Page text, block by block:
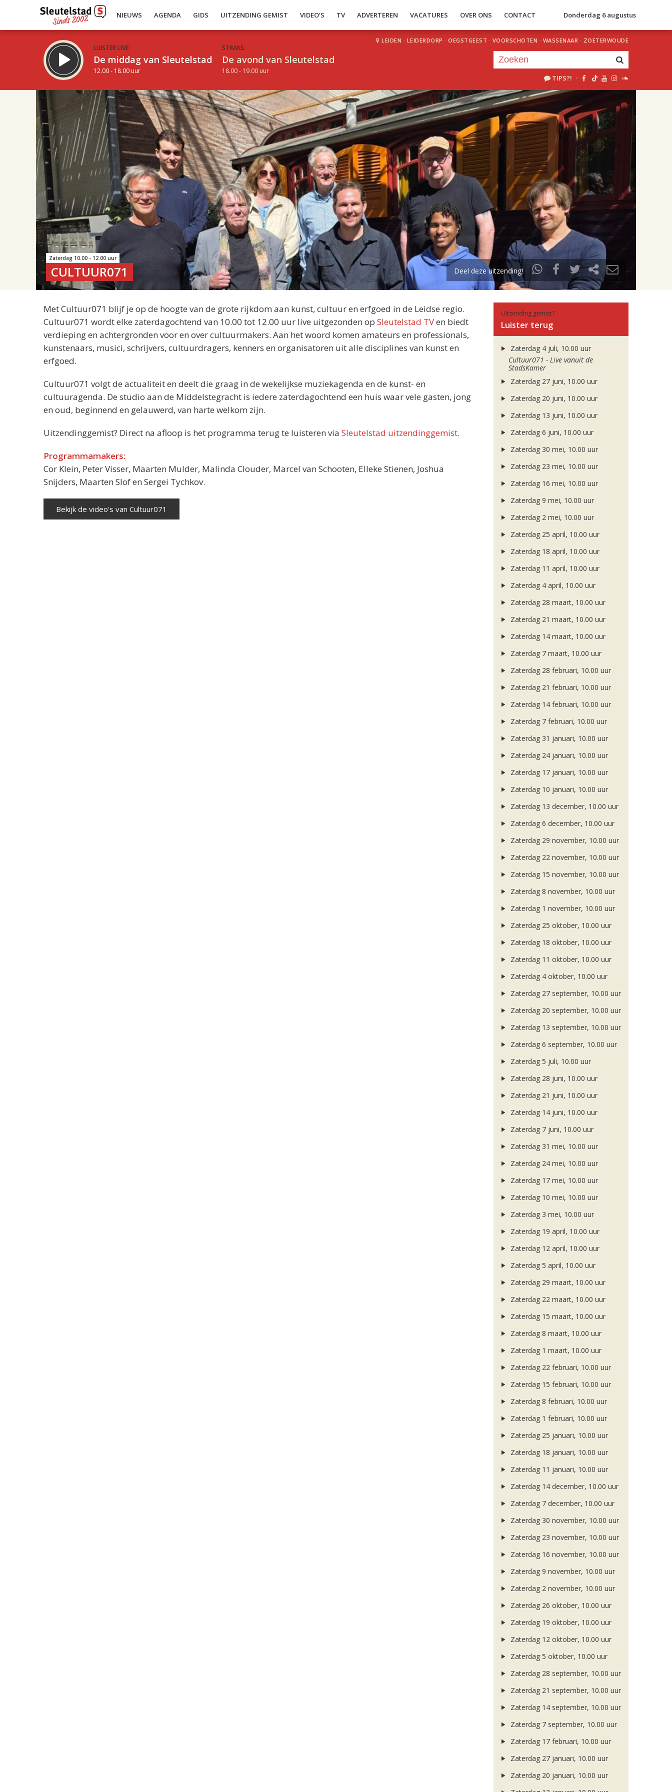
NIEUWS AGENDA GIDS UITZENDING GEMIST VIDEO’S TV ADVERTEREN VACATURES OVER ONS CONTACT Donderdag 6 augustus
LUISTER LIVE:
De middag van Sleutelstad
12.00 - 18.00 uur
STRAKS:
De avond van Sleutelstad
18.00 - 19.00 uur
LEIDEN · LEIDERDORP · OEGSTGEEST · VOORSCHOTEN · WASSENAAR · ZOETERWOUDE
TIPS?! ·
10.00 11.00
Je luistert nu naar
«Vorig uur Volgend uur
Inklappen
Zaterdag 10.00 - 12.00 uur
CULTUUR071 Deel deze uitzending!
Met Cultuur071 blijf je op de hoogte van de grote rijkdom aan kunst, cultuur en erfgoed in de Leidse regio.
Cultuur071 wordt elke zaterdagochtend van 10.00 tot 12.00 uur live uitgezonden op Sleutelstad TVen biedt
verdieping en achtergronden voor en over cultuurmakers. Aan het woord komen amateurs en professionals,
kunstenaars, musici, schrijvers, cultuurdragers, kenners en organisatoren uit alle disciplines van kunst en
erfgoed.
Cultuur071 volgt de actualiteit en deelt die graag in de wekelijkse muziekagenda en de kunst- en
cultuuragenda. De studio aan de Middelstegracht is iedere zaterdagochtend een huis waar vele gasten, jong
en oud, beginnend en gelauwerd, van harte welkom zijn.
Uitzendinggemist? Direct na afloop is het programma terug te luisteren via Sleutelstad uitzendinggemist.
Programmamakers:
Cor Klein, Peter Visser, Maarten Mulder, Malinda Clouder, Marcel van Schooten, Elleke Stienen, Joshua
Snijders, Maarten Slof en Sergei Tychkov.
Bekijk de video's van Cultuur071
Uitzending gemist?
Luister terug
Zaterdag 4 juli, 10.00 uur
Cultuur071 - Live vanuit de
StadsKamer
Zaterdag 27 juni, 10.00 uur
Zaterdag 20 juni, 10.00 uur
Zaterdag 13 juni, 10.00 uur
Zaterdag 6 juni, 10.00 uur
Zaterdag 30 mei, 10.00 uur
Zaterdag 23 mei, 10.00 uur
Zaterdag 16 mei, 10.00 uur
Zaterdag 9 mei, 10.00 uur
Zaterdag 2 mei, 10.00 uur
Zaterdag 25 april, 10.00 uur
Zaterdag 18 april, 10.00 uur
Zaterdag 11 april, 10.00 uur
Zaterdag 4 april, 10.00 uur
Zaterdag 28 maart, 10.00 uur
Zaterdag 21 maart, 10.00 uur
Zaterdag 14 maart, 10.00 uur
Zaterdag 7 maart, 10.00 uur
Zaterdag 28 februari, 10.00 uur
Zaterdag 21 februari, 10.00 uur
Zaterdag 14 februari, 10.00 uur
Zaterdag 7 februari, 10.00 uur
Zaterdag 31 januari, 10.00 uur
Zaterdag 24 januari, 10.00 uur
Zaterdag 17 januari, 10.00 uur
Zaterdag 10 januari, 10.00 uur
Zaterdag 13 december, 10.00 uur
Zaterdag 6 december, 10.00 uur
Zaterdag 29 november, 10.00 uur
Zaterdag 22 november, 10.00 uur
Zaterdag 15 november, 10.00 uur
Zaterdag 8 november, 10.00 uur
Zaterdag 1 november, 10.00 uur
Zaterdag 25 oktober, 10.00 uur
Zaterdag 18 oktober, 10.00 uur
Zaterdag 11 oktober, 10.00 uur
Zaterdag 4 oktober, 10.00 uur
Zaterdag 27 september, 10.00 uur
Zaterdag 20 september, 10.00 uur
Zaterdag 13 september, 10.00 uur
Zaterdag 6 september, 10.00 uur
Zaterdag 5 juli, 10.00 uur
Zaterdag 28 juni, 10.00 uur
Zaterdag 21 juni, 10.00 uur
Zaterdag 14 juni, 10.00 uur
Zaterdag 7 juni, 10.00 uur
Zaterdag 31 mei, 10.00 uur
Zaterdag 24 mei, 10.00 uur
Zaterdag 17 mei, 10.00 uur
Zaterdag 10 mei, 10.00 uur
Zaterdag 3 mei, 10.00 uur
Zaterdag 19 april, 10.00 uur
Zaterdag 12 april, 10.00 uur
Zaterdag 5 april, 10.00 uur
Zaterdag 29 maart, 10.00 uur
Zaterdag 22 maart, 10.00 uur
Zaterdag 15 maart, 10.00 uur
Zaterdag 8 maart, 10.00 uur
Zaterdag 1 maart, 10.00 uur
Zaterdag 22 februari, 10.00 uur
Zaterdag 15 februari, 10.00 uur
Zaterdag 8 februari, 10.00 uur
Zaterdag 1 februari, 10.00 uur
Zaterdag 25 januari, 10.00 uur
Zaterdag 18 januari, 10.00 uur
Zaterdag 11 januari, 10.00 uur
Zaterdag 14 december, 10.00 uur
Zaterdag 7 december, 10.00 uur
Zaterdag 30 november, 10.00 uur
Zaterdag 23 november, 10.00 uur
Zaterdag 16 november, 10.00 uur
Zaterdag 9 november, 10.00 uur
Zaterdag 2 november, 10.00 uur
Zaterdag 26 oktober, 10.00 uur
Zaterdag 19 oktober, 10.00 uur
Zaterdag 12 oktober, 10.00 uur
Zaterdag 5 oktober, 10.00 uur
Zaterdag 28 september, 10.00 uur
Zaterdag 21 september, 10.00 uur
Zaterdag 14 september, 10.00 uur
Zaterdag 7 september, 10.00 uur
Zaterdag 17 februari, 10.00 uur
Zaterdag 27 januari, 10.00 uur
Zaterdag 20 januari, 10.00 uur